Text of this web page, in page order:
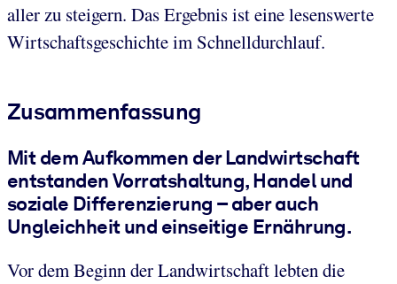
aller zu steigern. Das Ergebnis ist eine lesenswerte
Wirtschaftsgeschichte im Schnelldurchlauf.
Zusammenfassung
Mit dem Aufkommen der Landwirtschaft
entstanden Vorratshaltung, Handel und
soziale Differenzierung – aber auch
Ungleichheit und einseitige Ernährung.
Vor dem Beginn der Landwirtschaft lebten die